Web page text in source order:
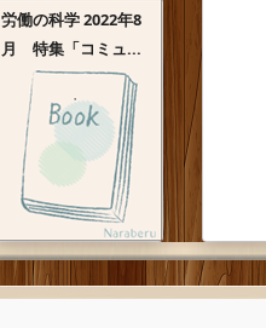
労働の科学 2022年8
月 特集「コミュ...